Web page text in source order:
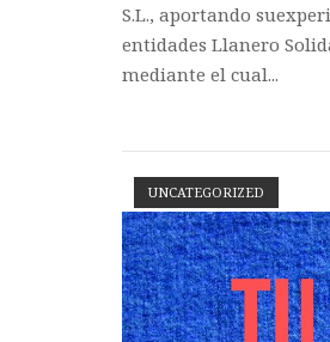
S.L., aportando
entidades Llanero
mediante el cual...
UNCATEGORIZED
Open post